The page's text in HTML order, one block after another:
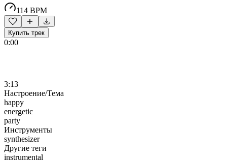
114 BPM
Купить трек
0:00
3:13
Настроение/Тема
happy
energetic
party
Инструменты
synthesizer
Другие теги
instrumental